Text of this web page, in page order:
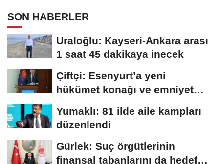
SON HABERLER
Uraloğlu: Kayseri-Ankara arası
1 saat 45 dakikaya inecek
Çiftçi: Esenyurt’a yeni
hükümet konağı ve emniyet
Yumaklı: 81 ilde aile kampları
düzenlendi
Gürlek: Suç örgütlerinin
finansal tabanlarını da hedef